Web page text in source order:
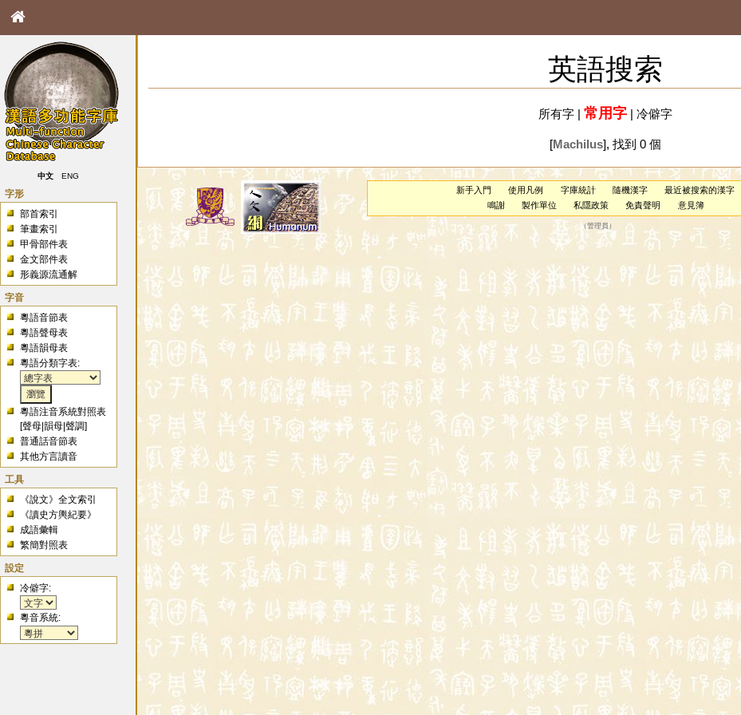
中文 ENG
字形
部首索引
筆畫索引
甲骨部件表
金文部件表
形義源流通解
字音
粵語音節表
粵語聲母表
粵語韻母表
粵語分類字表:
粵語注音系統對照表
[聲母 |韻母 |聲調]
普通話音節表
其他方言讀音
工具
《說文》全文索引
《讀史方輿紀要》
成語彙輯
繁簡對照表
設定
冷僻字:
粵音系統:
英語搜索
所有字| 常用字| 冷僻字
[Machilus], 找到 0 個
新手入門 使用凡例 字庫統計 隨機漢字
最近被搜索的漢字
鳴謝
製作單位 私隱政策 免責聲明 意見簿
（管理員 ）